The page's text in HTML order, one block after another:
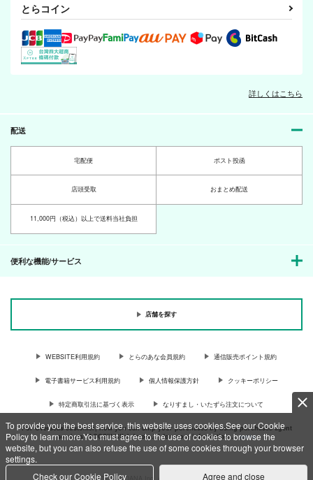
To provide you the best service, this website uses cookies.See our Cookie
Policy to learn more.You must agree to the use of cookies to browse the
website, but you can also refuse the use of some cookies through your browser
settings.
Check our Cookie Policy
Agree and close
とらコイン
詳しくはこちら
配送
宅配便 ポスト投函
店頭受取 おまとめ配送
11,000円（税込）以上で送料当社負担
便利な機能/サービス
店舗を探す
WEBSITE利用規約 とらのあな会員規約 通信販売ポイント規約
電子書籍サービス利用規約 個人情報保護方針 クッキーポリシー
特定商取引法に基づく表示 なりすまし・いたずら注文について
For Overseas customer, now you can ship your purchases by using purchases agent
services “AOCS”! Click {more…} for more information …more
c TORANOANA Inc, All Rights Reserved.